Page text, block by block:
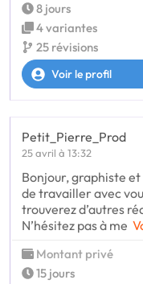
8 jours
4 variantes
25 révisions
Voir le profil
Petit_Pierre_Prod
25 avril à 13:32
Bonjour, graphiste
de travailler avec
trouverez d’autres
N’hésitez pas à me
Montant privé
15 jours